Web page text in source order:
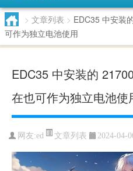
> 文章列表 > EDC35 中安装
可作为独立电池使用
EDC35 中安装的
在也可作为独立电池使
网友:ed 文章列表 2024-04-